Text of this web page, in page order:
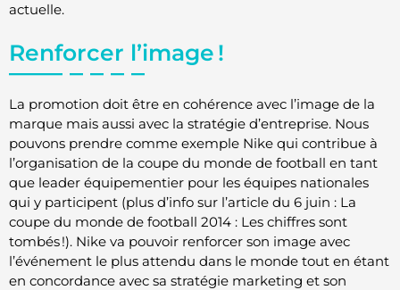
actuelle.
Renforcer l’image !
La promotion doit être en cohérence avec l’image de la
marque mais aussi avec la stratégie d’entreprise. Nous
pouvons prendre comme exemple Nike qui contribue à
l’organisation de la coupe du monde de football en tant
que leader équipementier pour les équipes nationales
qui y participent (plus d’info sur l’article du 6 juin : La
coupe du monde de football 2014 : Les chiffres sont
tombés !). Nike va pouvoir renforcer son image avec
l’événement le plus attendu dans le monde tout en étant
en concordance avec sa stratégie marketing et son